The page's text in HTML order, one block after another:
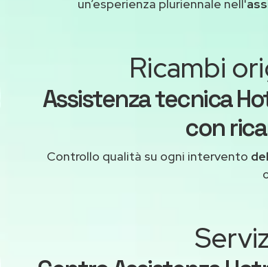
un’esperienza pluriennale nell'
Ricambi
Assistenza tecnica
con
Controllo qualità su ogni intervento